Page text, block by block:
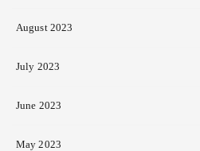
August 2023
July 2023
June 2023
May 2023